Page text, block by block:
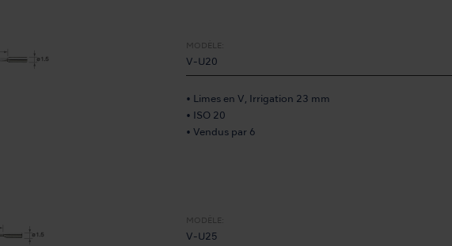
MODÈLE:
V-U20
• Limes en V, Irrigation 23 mm
• ISO 20
• Vendus par 6
MODÈLE:
V-U25